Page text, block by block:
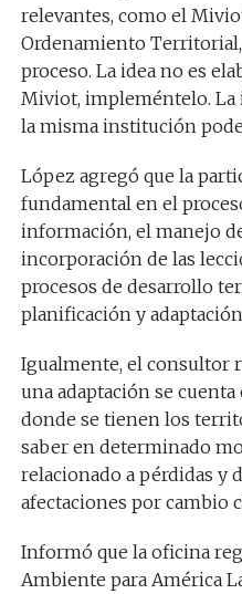
relevantes, como el
Ordenamiento
proceso. La idea no es
Miviot, impleméntelo. La
la misma institución
López agregó que la
fundamental en el
información, el manejo
incorporación de las
procesos de desarrollo
planificación y
Igualmente, el consultor
una adaptación se
donde se tienen los
saber en determinado
relacionado a pérdidas y
afectaciones por cambio
Informó que la oficina
Ambiente para América